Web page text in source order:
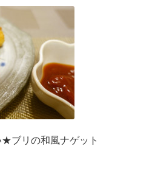
ブリの和風ナゲット